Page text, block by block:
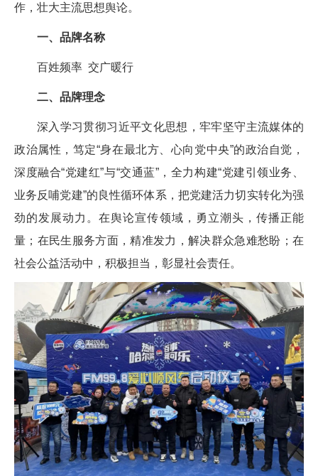
作，壮大主流思想舆论。
一、品牌名称
百姓频率 交广暖行
二、品牌理念
深入学习贯彻习近平文化思想，牢牢坚守主流媒体的
政治属性，笃定“身在最北方、心向党中央”的政治自觉，
深度融合“党建红”与“交通蓝”，全力构建“党建引领业务、
业务反哺党建”的良性循环体系，把党建活力切实转化为强
劲的发展动力。在舆论宣传领域，勇立潮头，传播正能
量；在民生服务方面，精准发力，解决群众急难愁盼；在
社会公益活动中，积极担当，彰显社会责任。